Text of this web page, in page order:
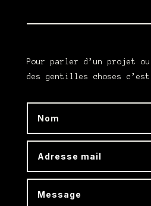
Pour parler d’un projet
des gentilles choses